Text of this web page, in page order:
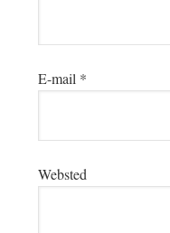
E-mail *
Websted